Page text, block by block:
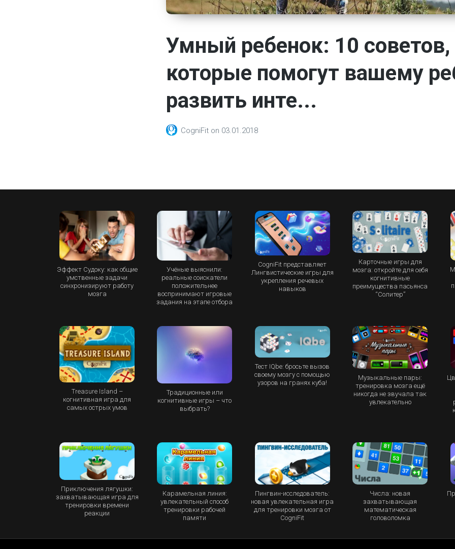
Умный ребенок: 10 советов,
которые помогут вашему
развить инте...
CogniFit on 03.01.2018
Эффект Судоку: как общие
умственные задачи
синхронизируют работу
мозга
Учёные выяснили:
реальные соискатели
положительнее
воспринимают игровые
задания на этапе отбора
CogniFit представляет
Лингвистические игры для
укрепления речевых
навыков
Карточные игры для
мозга: откройте для себя
когнитивные
преимущества пасьянса
“Cолитер”
Treasure Island –
когнитивная игра для
самых острых умов
Традиционные или
когнитивные игры – что
выбрать?
Тест IQbe: бросьте вызов
своему мозгу с помощью
узоров на гранях куба!
Музыкальные пары:
тренировка мозга ещё
никогда не звучала так
увлекательно
Приключения лягушки:
захватывающая игра для
тренировки времени
реакции
Карамельная линия:
увлекательный способ
тренировки рабочей
памяти
Пингвин-исследователь:
новая увлекательная игра
для тренировки мозга от
CogniFit
Числа: новая
захватывающая
математическая
головоломка